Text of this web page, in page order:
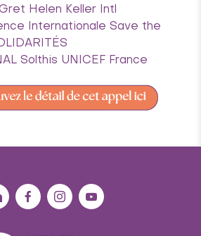
Helen Keller Intl
Internationale Save the
Solthis UNICEF France